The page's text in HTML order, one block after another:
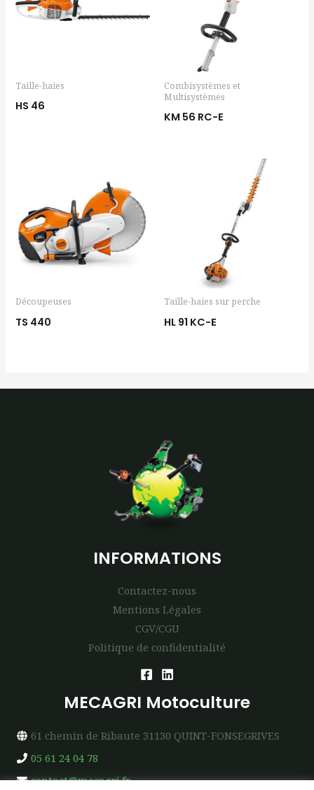
Taille-haies
HS 46
Combisystèmes et
Multisystèmes
KM 56 RC-E
Découpeuses
TS 440
Taille-haies sur perche
HL 91 KC-E
INFORMATIONS
Contactez-nous
Mentions Légales
CGV/CGU
Politique de confidentialité
MECAGRI Motoculture
61 chemin de Ribaute 31130 QUINT-FONSEGRIVES
05 61 24 04 78
contact@mecagri.fr